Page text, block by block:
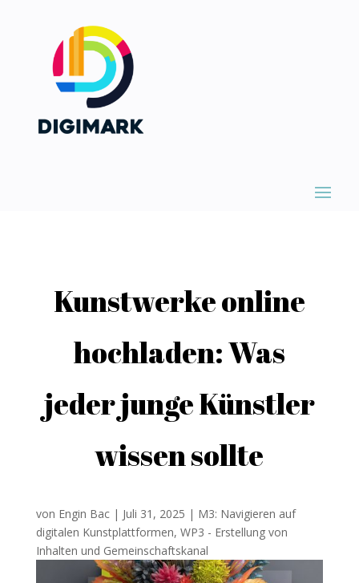
Kunstwerke online
hochladen: Was
jeder junge Künstler
wissen sollte
von Engin Bac| Juli 31, 2025 | M3: Navigieren auf
digitalen Kunstplattformen, WP3 - Erstellung von
Inhalten und Gemeinschaftskanal